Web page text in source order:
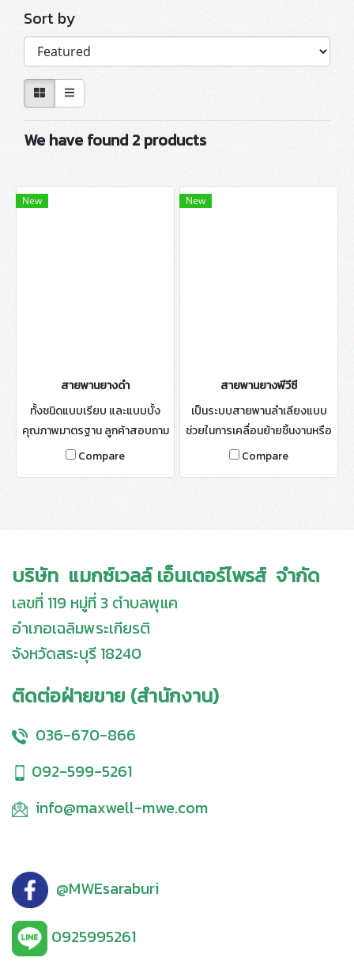
Sort by
We have found 2 products
New
สายพานยางดำ
ทั้งชนิดแบบเรียบ และแบบบั้ง
คุณภาพมาตรฐาน ลูกค้าสอบถาม
และขอคำแนะนำได้ จากพนักงาน
Compare
New
สายพานยางพีวีซี
เป็นระบบสายพานลำเลียงแบบ
ช่วยในการเคลื่อนย้ายชิ้นงานหรือ
วัสดุ โดยสายพานลำเลียงเป็น
Compare
บริษัท แมกซ์เวลล์ เอ็นเตอร์ไพรส์ จำกัด
เลขที่ 119 หมู่ที่ 3 ตำบลพุแค
อำเภอเฉลิมพระเกียรติ
จังหวัดสระบุรี 18240
ติดต่อฝ่ายขาย (สำนักงาน)
036-670-866
092-599-5261
info@maxwell-mwe.com
@MWEsaraburi
0925995261